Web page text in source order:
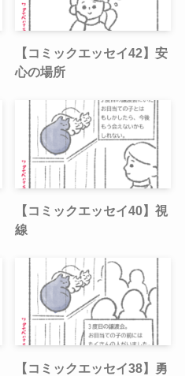
【コミックエッセイ42】安
心の場所
【コミックエッセイ40】視
線
【コミックエッセイ38】勇